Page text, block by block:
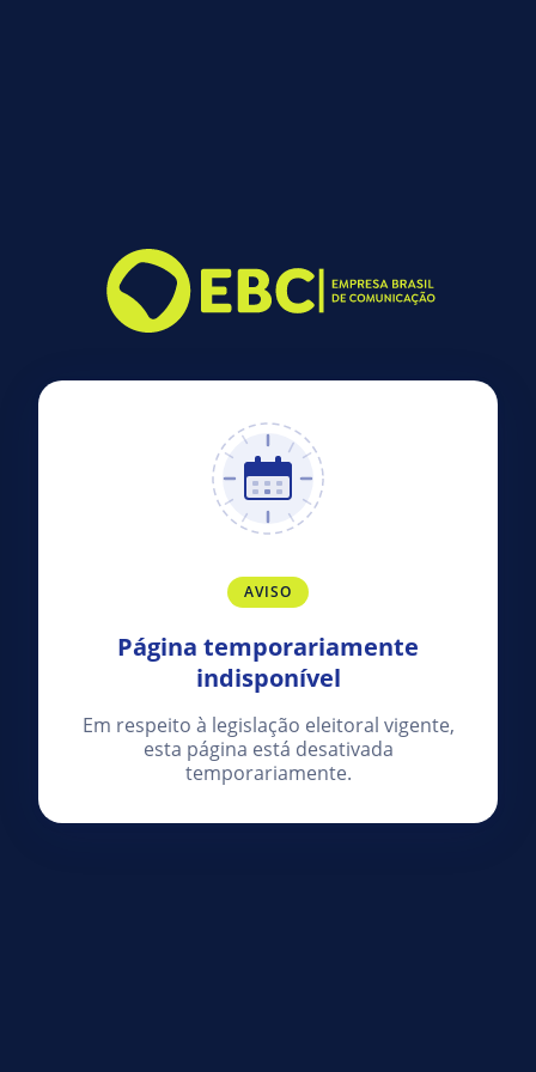
AVISO
Página temporariamente
indisponível
Em respeito à legislação eleitoral vigente,
esta página está desativada
temporariamente.